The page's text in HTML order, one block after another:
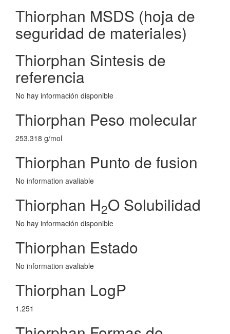
Thiorphan MSDS (hoja de
seguridad de materiales)
Thiorphan Sintesis de
referencia
No hay información disponible
Thiorphan Peso molecular
253.318 g/mol
Thiorphan Punto de fusion
No information avaliable
Thiorphan H2O Solubilidad
No hay información disponible
Thiorphan Estado
No information avaliable
Thiorphan LogP
1.251